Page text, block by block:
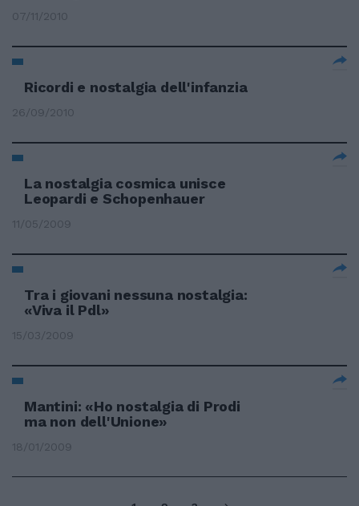
07/11/2010
Ricordi e nostalgia dell'infanzia
26/09/2010
La nostalgia cosmica unisce
Leopardi e Schopenhauer
11/05/2009
Tra i giovani nessuna nostalgia:
«Viva il Pdl»
15/03/2009
Mantini: «Ho nostalgia di Prodi
ma non dell'Unione»
18/01/2009